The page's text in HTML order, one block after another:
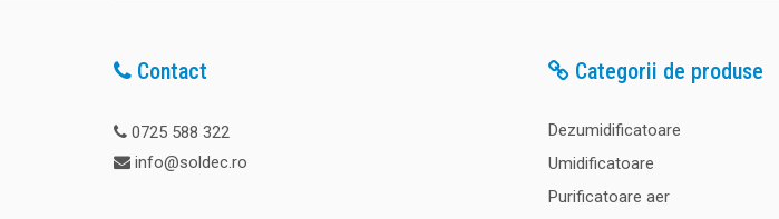
Contact
0725 588 322
info@soldec.ro
Categorii de produse
Dezumidificatoare
Umidificatoare
Purificatoare aer